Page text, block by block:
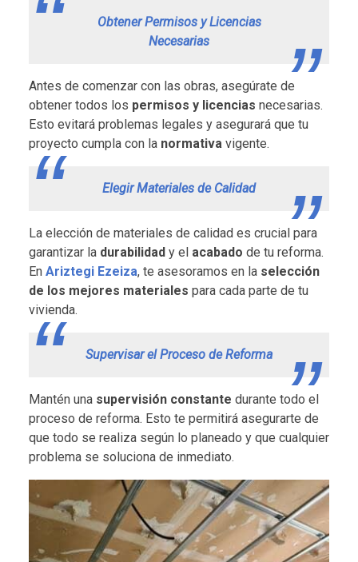
Obtener Permisos y Licencias
Necesarias
Antes de comenzar con las obras, asegúrate de
obtener todos los permisos y licencias necesarias.
Esto evitará problemas legales y asegurará que tu
proyecto cumpla con la normativa vigente.
Elegir Materiales de Calidad
La elección de materiales de calidad es crucial para
garantizar la durabilidad y el acabado de tu reforma.
En Ariztegi Ezeiza, te asesoramos en la selección
de los mejores materiales para cada parte de tu
vivienda.
Supervisar el Proceso de Reforma
Mantén una supervisión constante durante todo el
proceso de reforma. Esto te permitirá asegurarte de
que todo se realiza según lo planeado y que cualquier
problema se soluciona de inmediato.